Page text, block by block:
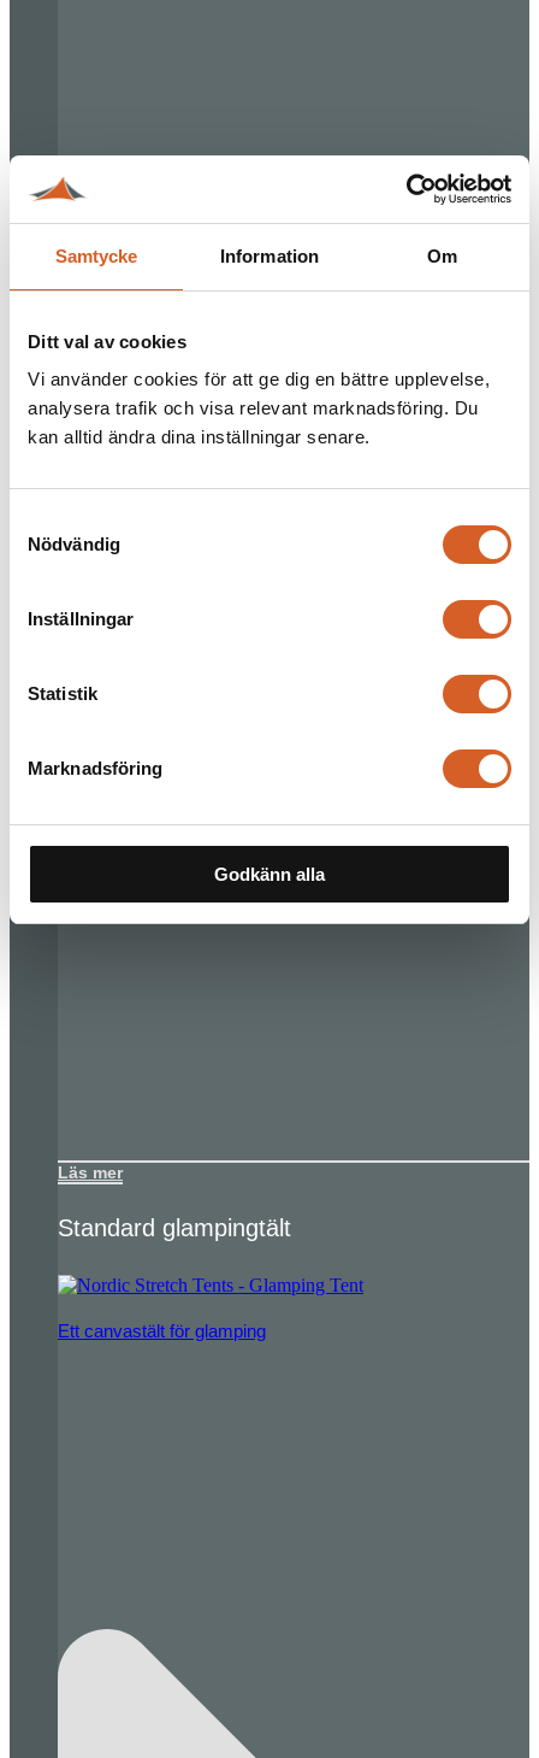
Samtycke Information Om
Ditt val av cookies
Vi använder cookies för att ge dig en bättre upplevelse,
analysera trafik och visa relevant marknadsföring. Du
kan alltid ändra dina inställningar senare.
Nödvändig
Inställningar
Statistik
Marknadsföring
Godkänn alla
Läs mer
Standard glampingtält
Ett canvastält för glamping